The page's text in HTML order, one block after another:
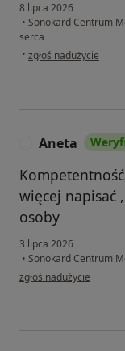
8 lipca 2026
• Sonokard Centrum
serca
• w opinii użytkownika
zgłoś nadużycie
Aneta
więcej napisać
osoby
3 lipca 2026
• Sonokard Centrum
w opinii użytkownika
zgłoś nadużycie